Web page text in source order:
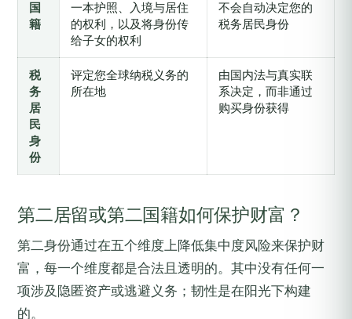
国
籍
一本护照、入境与居住
的权利，以及将身份传
给子女的权利
不会自动决定您的
税务居民身份
税
务
居
民
身
份
评定您全球纳税义务的
所在地
由国内法与真实联
系决定，而非通过
购买身份获得
第二居留或第二国籍如何保护财富？
第二身份通过在五个维度上降低集中度风险来保护财
富，每一个维度都是合法且透明的。其中没有任何一
项涉及隐匿资产或逃避义务；韧性是在阳光下构建
的。